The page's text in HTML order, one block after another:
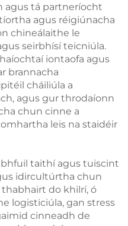
agus tá partneríocht
agus réigiúnacha
chineálaithe le
seirbhísí teicniúla.
iontaofa agus
brannacha
cháiliúla a
agus gur throdaíonn
chun cinne a
leis na staidéir
taithí agus tuiscint
idircultúrtha chun
do khilrí, ó
logisticiúla, gan stress
cinneadh de